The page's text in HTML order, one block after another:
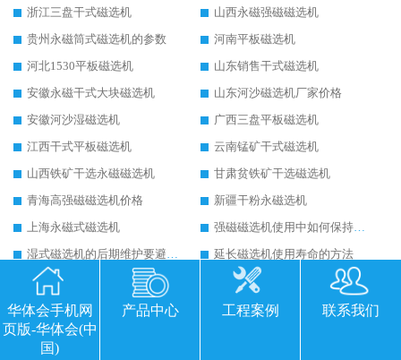
浙江三盘干式磁选机
山西永磁强磁磁选机
贵州永磁筒式磁选机的参数
河南平板磁选机
河北1530平板磁选机
山东销售干式磁选机
安徽永磁干式大块磁选机
山东河沙磁选机厂家价格
安徽河沙湿磁选机
广西三盘平板磁选机
江西干式平板磁选机
云南锰矿干式磁选机
山西铁矿干选永磁磁选机
甘肃贫铁矿干选磁选机
青海高强磁磁选机价格
新疆干粉永磁选机
上海永磁式磁选机
强磁磁选机使用中如何保持其顺畅运行
湿式磁选机的后期维护要避开哪些坑
延长磁选机使用寿命的方法
干式磁选机的技术标准有哪些
山西永磁筒式磁选机华体会手机网页版-华体会(中国)
平板磁选机运行视频
山东辊式磁选机原理
永磁高梯度平板磁选机
华体会手机网
页版-华体会(中
国)
产品中心 工程案例 联系我们